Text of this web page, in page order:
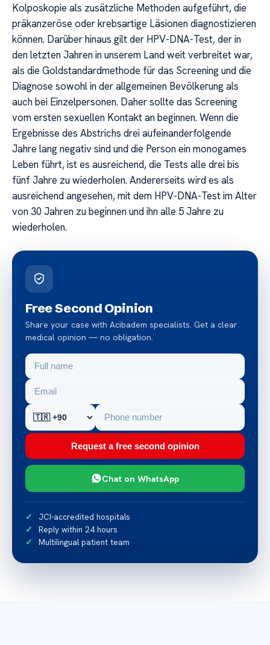
Kolposkopie als zusätzliche Methoden aufgeführt, die
präkanzeröse oder krebsartige Läsionen diagnostizieren
können. Darüber hinaus gilt der HPV-DNA-Test, der in
den letzten Jahren in unserem Land weit verbreitet war,
als die Goldstandardmethode für das Screening und die
Diagnose sowohl in der allgemeinen Bevölkerung als
auch bei Einzelpersonen. Daher sollte das Screening
vom ersten sexuellen Kontakt an beginnen. Wenn die
Ergebnisse des Abstrichs drei aufeinanderfolgende
Jahre lang negativ sind und die Person ein monogames
Leben führt, ist es ausreichend, die Tests alle drei bis
fünf Jahre zu wiederholen. Andererseits wird es als
ausreichend angesehen, mit dem HPV-DNA-Test im Alter
von 30 Jahren zu beginnen und ihn alle 5 Jahre zu
wiederholen.
Free Second Opinion
Share your case with Acibadem specialists. Get a clear
medical opinion — no obligation.
Request a free second opinion
Chat on WhatsApp
JCI-accredited hospitals
Reply within 24 hours
Multilingual patient team